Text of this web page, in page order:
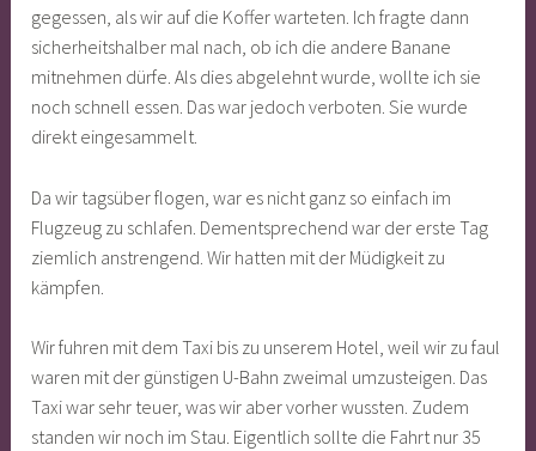
gegessen, als wir auf die Koffer warteten. Ich fragte dann
sicherheitshalber mal nach, ob ich die andere Banane
mitnehmen dürfe. Als dies abgelehnt wurde, wollte ich sie
noch schnell essen. Das war jedoch verboten. Sie wurde
direkt eingesammelt.
Da wir tagsüber flogen, war es nicht ganz so einfach im
Flugzeug zu schlafen. Dementsprechend war der erste Tag
ziemlich anstrengend. Wir hatten mit der Müdigkeit zu
kämpfen.
Wir fuhren mit dem Taxi bis zu unserem Hotel, weil wir zu faul
waren mit der günstigen U-Bahn zweimal umzusteigen. Das
Taxi war sehr teuer, was wir aber vorher wussten. Zudem
standen wir noch im Stau. Eigentlich sollte die Fahrt nur 35